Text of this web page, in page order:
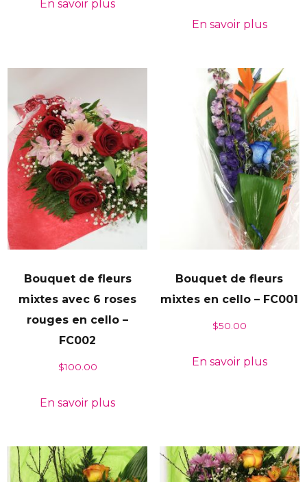
En savoir plus
En savoir plus
Bouquet de fleurs
mixtes avec 6 roses
rouges en cello –
FC002
$100.00
En savoir plus
Bouquet de fleurs
mixtes en cello – FC001
$50.00
En savoir plus